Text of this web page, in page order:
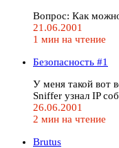
Вопрос: Как
21.06.2001
1 мин на чтение
Безопасность #1
У меня такой вот
Sniffer узнал IP
26.06.2001
2 мин на чтение
Brutus